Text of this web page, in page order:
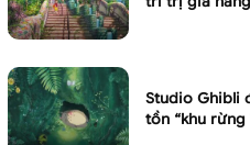
Studio Ghibli
tồn “khu rừng